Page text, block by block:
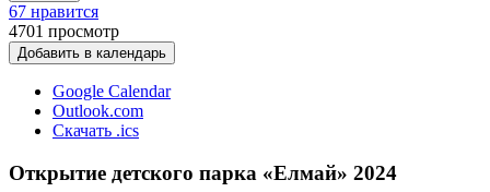
67 нравится
4701 просмотр
Добавить в календарь
Google Calendar
Outlook.com
Скачать .ics
Открытие детского парка «Елмай» 2024